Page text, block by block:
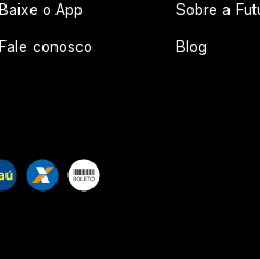
Baixe o App Sobre a
Fale conosco Blog